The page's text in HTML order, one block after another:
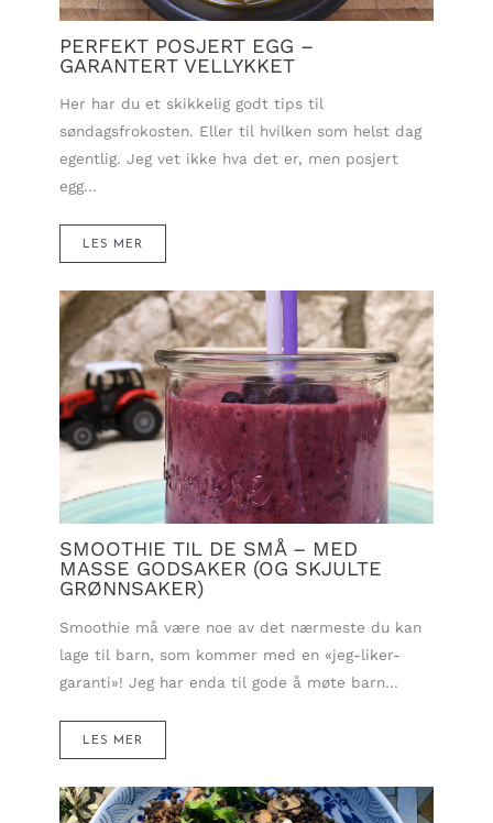
PERFEKT POSJERT EGG –
GARANTERT VELLYKKET
Her har du et skikkelig godt tips til
søndagsfrokosten. Eller til hvilken som helst dag
egentlig. Jeg vet ikke hva det er, men posjert
egg…
LES MER
SMOOTHIE TIL DE SMÅ – MED
MASSE GODSAKER (OG SKJULTE
GRØNNSAKER)
Smoothie må være noe av det nærmeste du kan
lage til barn, som kommer med en «jeg-liker-
garanti»! Jeg har enda til gode å møte barn…
LES MER